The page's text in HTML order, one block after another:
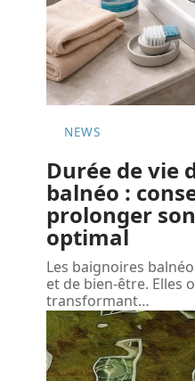
NEWS
Durée de vie
balnéo :
prolonger
optimal
Les baignoires
et de bien-être. Elles
transformant…